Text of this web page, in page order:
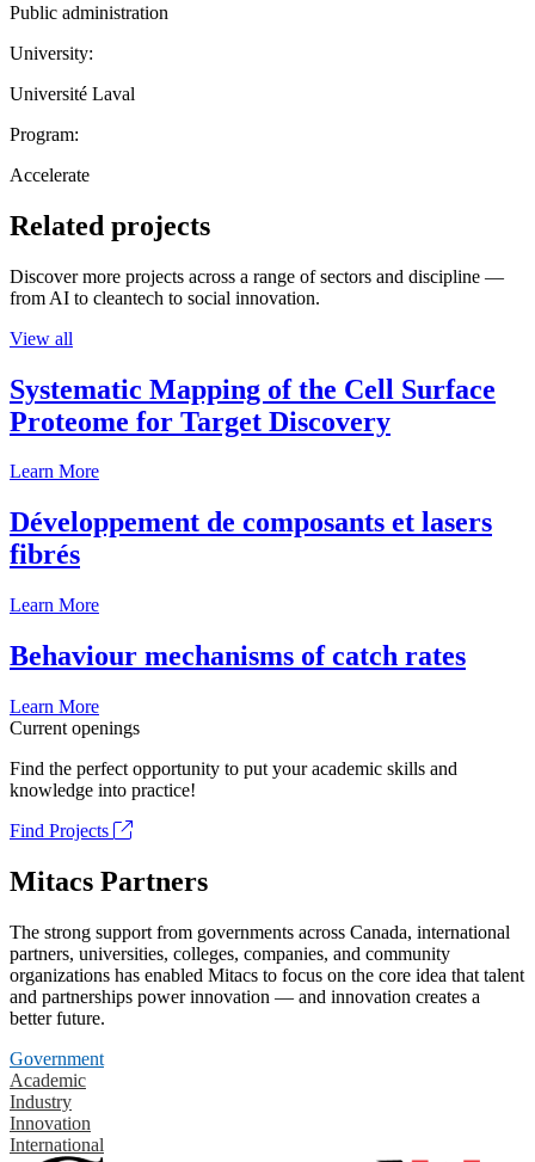
Public administration
University:
Université Laval
Program:
Accelerate
Related projects
Discover more projects across a range of sectors and discipline —
from AI to cleantech to social innovation.
View all
Systematic Mapping of the Cell Surface
Proteome for Target Discovery
Learn More
Développement de composants et lasers
fibrés
Learn More
Behaviour mechanisms of catch rates
Learn More
Current openings
Find the perfect opportunity to put your academic skills and
knowledge into practice!
Find Projects
Mitacs Partners
The strong support from governments across Canada, international
partners, universities, colleges, companies, and community
organizations has enabled Mitacs to focus on the core idea that talent
and partnerships power innovation — and innovation creates a
better future.
Government
Academic
Industry
Innovation
International